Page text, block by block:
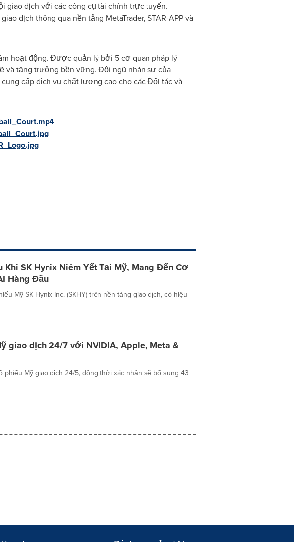
giao dịch với các công cụ tài chính trực tuyến.
dịch thông qua nền tảng MetaTrader, STAR-APP và
hoạt động. Được quản lý bởi 5 cơ quan pháp lý
và tăng trưởng bền vững. Đội ngũ nhân sự của
cấp dịch vụ chất lượng cao cho các Đối tác và
Khi SK Hynix Niêm Yết Tại Mỹ, Mang Đến Cơ
Hàng Đầu
Mỹ SK Hynix Inc. (SKHY) trên nền tảng giao dịch, có hiệu
giao dịch 24/7 với NVIDIA, Apple, Meta &
phiếu Mỹ giao dịch 24/5, đồng thời xác nhận sẽ bổ sung 43